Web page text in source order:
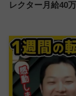
レクター月給40